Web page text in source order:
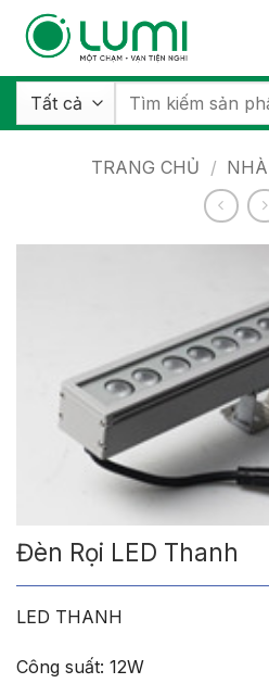
qua
dung
Tìm
TRANG CHỦ /
Đèn Rọi LED Thanh
LED THANH
Công suất: 12W